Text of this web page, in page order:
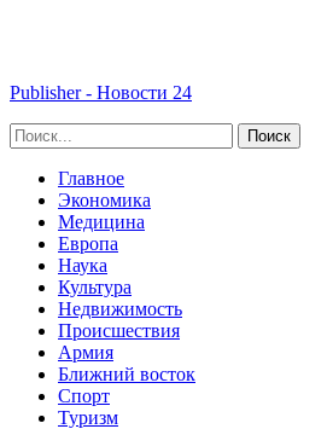
Publisher - Новости 24
Главное
Экономика
Медицина
Европа
Наука
Культура
Недвижимость
Происшествия
Армия
Ближний восток
Спорт
Туризм